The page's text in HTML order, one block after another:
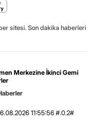
sitesi. Son dakika haberleri
Merkezine İkinci Gemi
11:55:56 #.0.2#